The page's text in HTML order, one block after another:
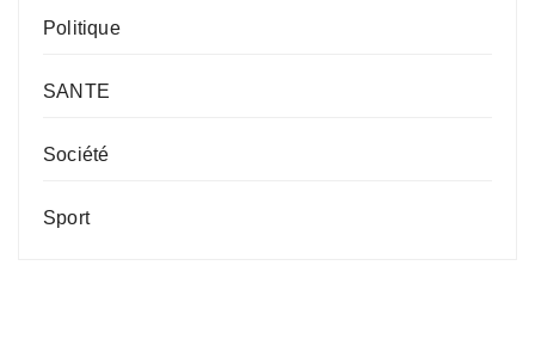
Politique
SANTE
Société
Sport